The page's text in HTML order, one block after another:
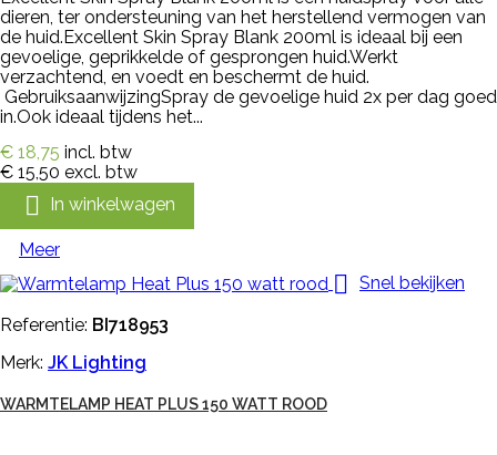
dieren, ter ondersteuning van het herstellend vermogen van
de huid.Excellent Skin Spray Blank 200ml is ideaal bij een
gevoelige, geprikkelde of gesprongen huid.Werkt
verzachtend, en voedt en beschermt de huid.
GebruiksaanwijzingSpray de gevoelige huid 2x per dag goed
in.Ook ideaal tijdens het...
€ 18,75 incl. btw
€ 15,50 excl. btw
 In winkelwagen
Meer
 Snel bekijken
Referentie: BI718953
Merk: JK Lighting
WARMTELAMP HEAT PLUS 150 WATT ROOD